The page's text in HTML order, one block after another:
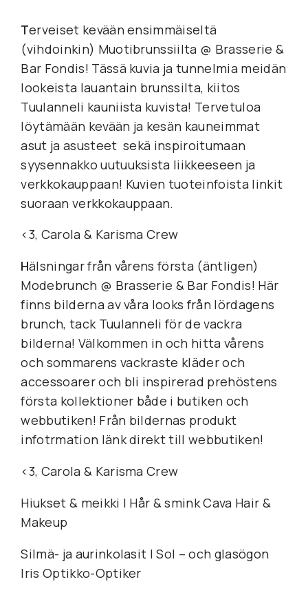
Terveiset kevään ensimmäiseltä
(vihdoinkin) Muotibrunssiilta @ Brasserie &
Bar Fondis! Tässä kuvia ja tunnelmia meidän
lookeista lauantain brunssilta, kiitos
Tuulanneli kauniista kuvista! Tervetuloa
löytämään kevään ja kesän kauneimmat
asut ja asusteet  sekä inspiroitumaan
syysennakko uutuuksista liikkeeseen ja
verkkokauppaan! Kuvien tuoteinfoista linkit
suoraan verkkokauppaan.
<3, Carola & Karisma Crew
Hälsningar från vårens första (äntligen)
Modebrunch @ Brasserie & Bar Fondis! Här
finns bilderna av våra looks från lördagens
brunch, tack Tuulanneli för de vackra
bilderna! Välkommen in och hitta vårens
och sommarens vackraste kläder och
accessoarer och bli inspirerad prehöstens
första kollektioner både i butiken och
webbutiken! Från bildernas produkt
<3, Carola & Karisma Crew
Hiukset & meikki I Hår & smink Cava Hair &
Makeup
Silmä- ja aurinkolasit I Sol – och glasögon
Iris Optikko-Optiker